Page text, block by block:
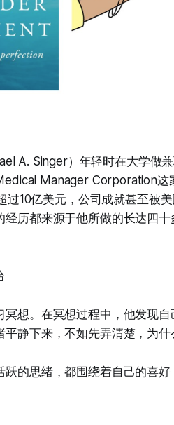
A. Singer）年轻时在大学做
Manager Corporation这
过10亿美元，公司成就甚至被
经历都来源于他所做的长达四
冥想。在冥想过程中，他发现
平静下来，不如先弄清楚，为什
的思绪，都围绕着自己的喜好